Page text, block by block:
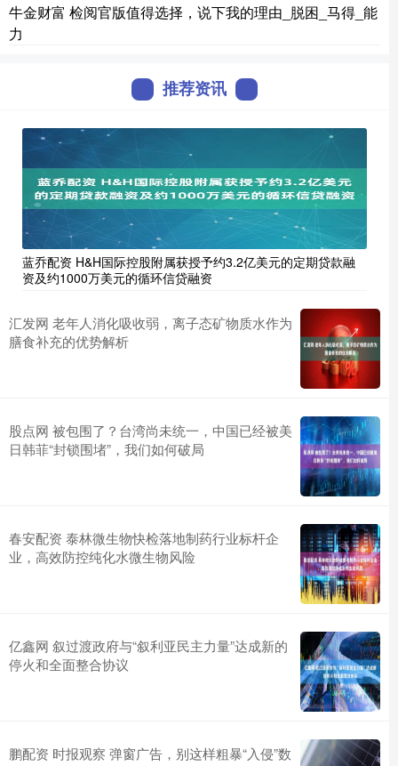
牛金财富 检阅官版值得选择，说下我的理由_脱困_马得_能
力
推荐资讯
蓝乔配资 H&H国际控股附属获授予约3.2亿美元的定期贷款融
资及约1000万美元的循环信贷融资
汇发网 老年人消化吸收弱，离子态矿物质水作为
膳食补充的优势解析
股点网 被包围了？台湾尚未统一，中国已经被美
日韩菲“封锁围堵”，我们如何破局
春安配资 泰林微生物快检落地制药行业标杆企
业，高效防控纯化水微生物风险
亿鑫网 叙过渡政府与“叙利亚民主力量”达成新的
停火和全面整合协议
鹏配资 时报观察 弹窗广告，别这样粗暴“入侵”数